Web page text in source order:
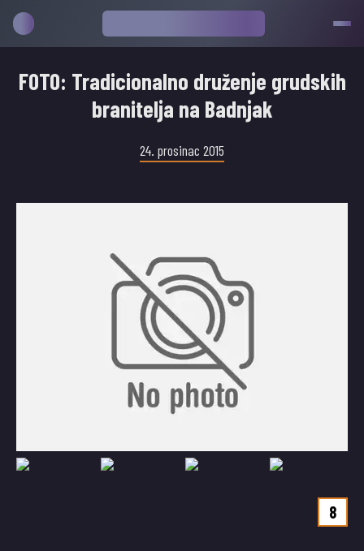
FOTO: Tradicionalno druženje grudskih
branitelja na Badnjak
24. prosinac 2015
8